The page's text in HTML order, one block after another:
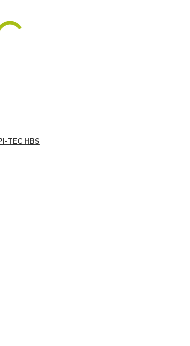
TEC HBS